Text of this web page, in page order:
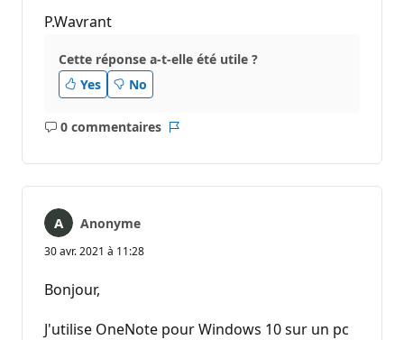
P.Wavrant
Cette réponse a-t-elle été utile ?
Yes
No
0 commentaires
Aucun
Anonyme
30 avr. 2021 à 11:28
Bonjour,
J'utilise OneNote pour Windows 10 sur un pc